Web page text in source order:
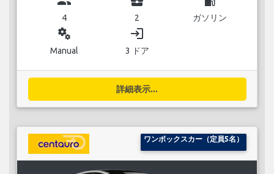
4 2 ガソリン
miscellaneous_services
Manual
login
3 ドア
詳細表示...
ワンボックスカー（定員5名）